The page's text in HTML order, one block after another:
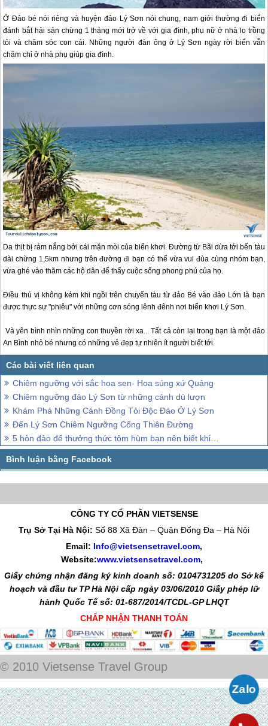
Ở Đảo bé nói riêng và huyệnđảo Lý Sơn nói chung, nam giới thường đi biển
đánh bắt hải sản chừng 1 tháng mới trở về với gia đình, phụ nữ ở nhà lo trồng
tỏi và chăm sóc con cái. Những người đàn ông ở Lý Sơn ngày rời biển vẫn
chăm chỉ ở nhà phụ giúp gia đình.
Da thịt bị rám nắng bởi cái mặn mòi của biển khơi. Đường từ Bãi dừa tới bến tàu
dài chừng 1,5km nhưng trên đường đi bạn có thể vừa vui đùa cùng nhóm bạn,
vừa ghé vào thăm các hộ dân để thấy cuộc sống phong phú của họ.
Điều thú vị không kém khi ngồi trên chuyến tàu từ đảo Bé vào đảo Lớn là bạn
được thực sự "phiêu" với những cơn sóng lênh đênh nơi biển khơi Lý Sơn
Và yên bình nhìn những con thuyền rời xa... Tất cả còn lại trong bạn là một đảo
An Bình nhỏ bé nhưng có những vẻ đẹp tự nhiên ít người biết tới.
Chiêm ngưỡng với sắc hoa sen- Hoa súng xứ Quảng
Chiêm ngưỡng đảo Lý Sơn từ những cánh dù lượn
Khám Phá Những Cánh Đồng Tỏi Độc Đáo Ở Lý Sơn
Đến Lý Sơn Chiêm Ngưỡng Cổng Thiên Đường
5 hòn đảo để thưởng thức tôm hùm bạn nên biết khi đến Lý Sơn
CÔNG TY CỔ PHẦN VIETSENSE
Trụ Sở Tại Hà Nội: Số 88 Xã Đàn – Quận Đống Đa – Hà Nội
Email: Info@vietsensetravel.com,
Website:www.vietsensetravel.com,
Giấy chứng nhận đăng ký kinh doanh số: 0104731205 do Sở kế
hoạch và đầu tư TP Hà Nội cấp ngày 03/06/2010 Giấy phép lữ
hành Quốc Tế số: 01-687/2014/TCDL-GP LHQT
CHẤP NHẬN THANH TOÁN
© 2010 Vietsense Travel Group